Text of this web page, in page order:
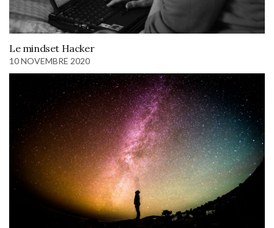
Le mindset Hacker
10 NOVEMBRE 2020